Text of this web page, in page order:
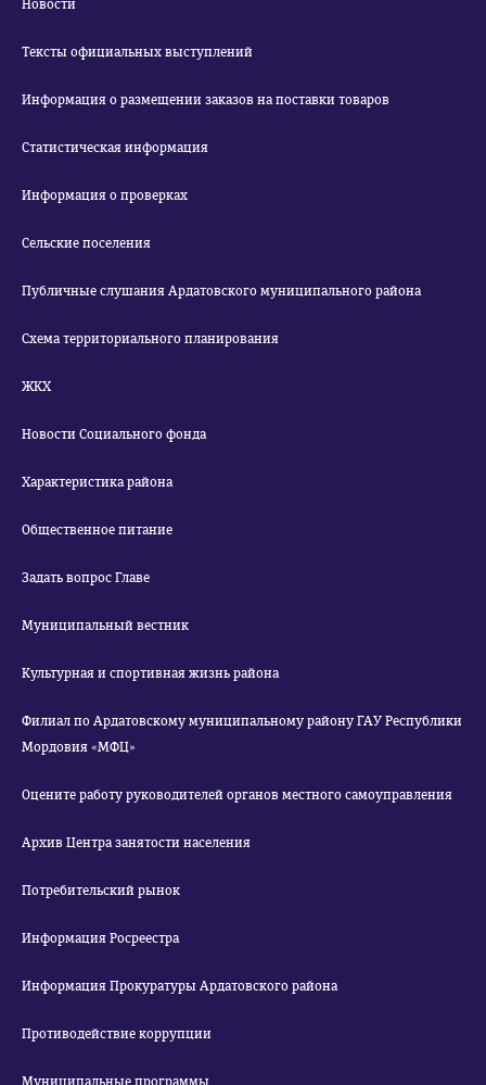
Новости
Тексты официальных выступлений
Информация о размещении заказов на поставки товаров
Статистическая информация
Информация о проверках
Сельские поселения
Публичные слушания Ардатовского муниципального района
Схема территориального планирования
ЖКХ
Новости Социального фонда
Характеристика района
Общественное питание
Задать вопрос Главе
Муниципальный вестник
Культурная и спортивная жизнь района
Филиал по Ардатовскому муниципальному району ГАУ Республики
Мордовия «МФЦ»
Оцените работу руководителей органов местного самоуправления
Архив Центра занятости населения
Потребительский рынок
Информация Росреестра
Информация Прокуратуры Ардатовского района
Противодействие коррупции
Муниципальные программы